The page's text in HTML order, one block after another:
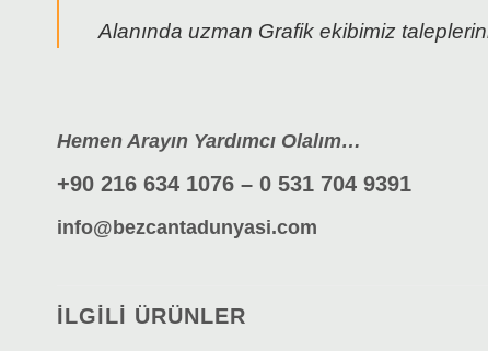
Alanında uzman Grafik ekibimiz
Hemen Arayın Yardımcı Olalım…
+90 216 634 1076 – 0 531 704 9391
info@bezcantadunyasi.com
İLGILI ÜRÜNLER